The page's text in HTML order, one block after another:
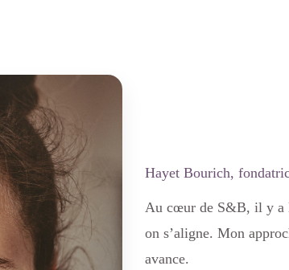
Hayet Bourich,
Au cœur de S&B, il y a
on s’aligne. Mon
avance.